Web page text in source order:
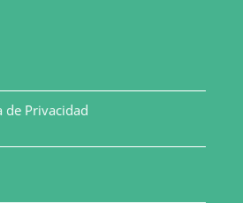
de Privacidad